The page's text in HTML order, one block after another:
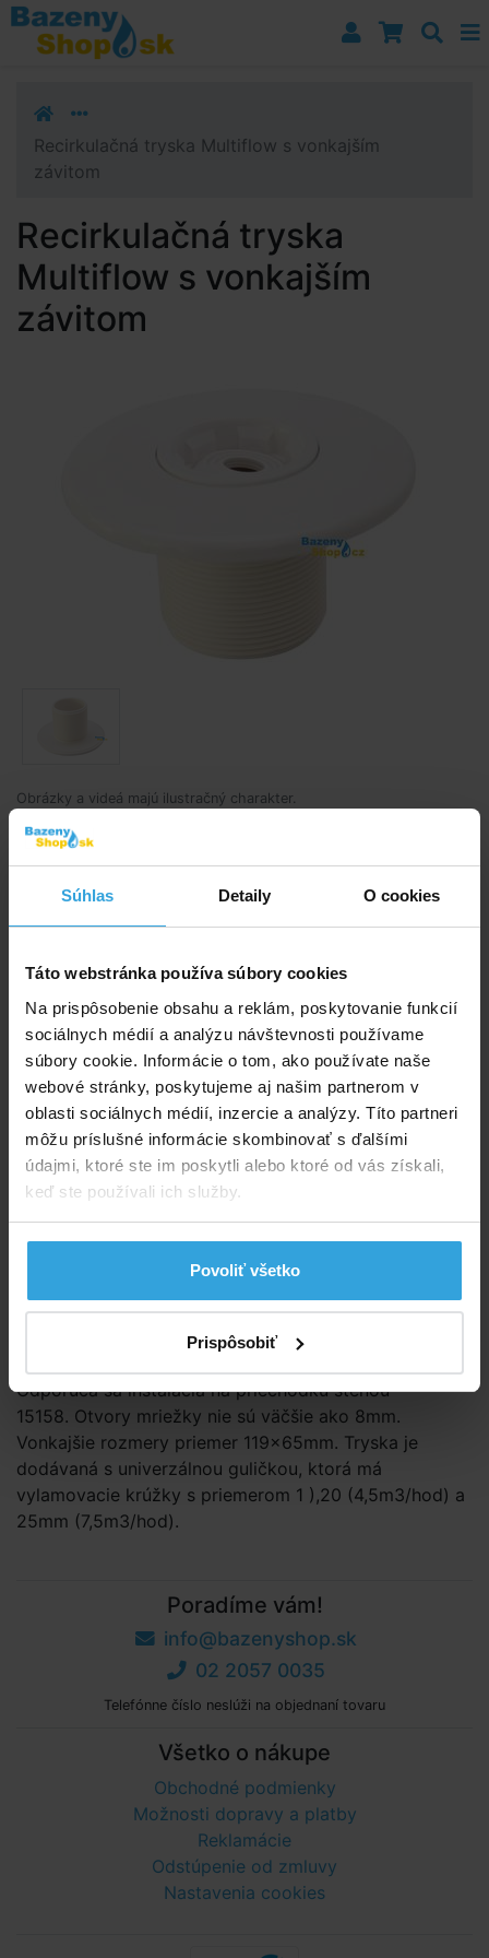
Súhlas Detaily O cookies
Táto webstránka používa súbory cookies
Na prispôsobenie obsahu a reklám, poskytovanie funkcií
sociálnych médií a analýzu návštevnosti používame
súbory cookie. Informácie o tom, ako používate naše
webové stránky, poskytujeme aj našim partnerom v
oblasti sociálnych médií, inzercie a analýzy. Títo partneri
môžu príslušné informácie skombinovať s ďalšími
údajmi, ktoré ste im poskytli alebo ktoré od vás získali,
keď ste používali ich služby.
Povoliť všetko
Prispôsobiť
Prejsť k navigácii
Prejsť na obsah
Prejsť k bočnému stĺpci
Recirkulačná tryska Multiflow s vonkajším
závitom
Recirkulačná tryska
Multiflow s vonkajším
závitom
Obrázky a videá majú ilustračný charakter.
Plastová tryska vhodná pre betónové bazény.
Kód produktu: BK1787
E-shop:Skladom 4 ks v stredu u vás
9,82 EUR bez DPH 12,08 EUR
Do košíka
Spýtajte sa predavača
Podrobný popis
Podrobný popis
Tryska vyrobená z ABS plastu bielej farby. Vonkajší
Odporúča sa inštalácia na priechodku stenou
15158. Otvory mriežky nie sú väčšie ako 8mm.
Vonkajšie rozmery priemer 119×65mm. Tryska je
dodávaná s univerzálnou guličkou, ktorá má
vylamovacie krúžky s priemerom 1 ),20 (4,5m3/hod) a
25mm (7,5m3/hod).
Poradíme vám!
info@bazenyshop.sk
02 2057 0035
Telefónne číslo neslúži na objednaní tovaru
Všetko o nákupe
Obchodné podmienky
Možnosti dopravy a platby
Reklamácie
Odstúpenie od zmluvy
Nastavenia cookies